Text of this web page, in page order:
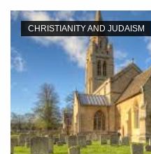
CHRISTIANITY AND JUDAISM